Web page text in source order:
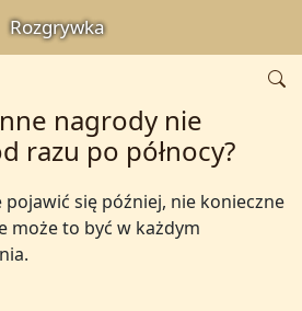
Rozgrywka
nagrody nie
razu po północy?
się później, nie konieczne
może to być w każdym